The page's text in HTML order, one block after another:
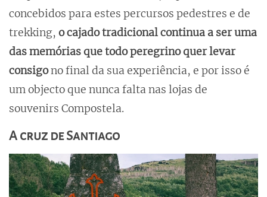
concebidos para estes percursos pedestres e de
trekking, o cajado tradicional continua a ser uma
das memórias que todo peregrino quer levar
consigono final da sua experiência, e por isso é
um objecto que nunca falta nas lojas de
souvenirs Compostela.
A cruz de Santiago